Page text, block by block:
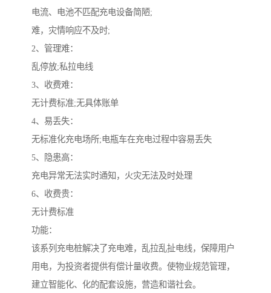
电流、电池不匹配充电设备简陋;
难，灾情响应不及时;
2、管理难：
乱停放;私拉电线
3、收费难：
无计费标准;无具体账单
4、易丢失：
无标准化充电场所;电瓶车在充电过程中容易丢失
5、隐患高：
充电异常无法实时通知，火灾无法及时处理
6、收费贵：
无计费标准
功能：
该系列充电桩解决了充电难，乱拉乱扯电线，保障用户
用电，为投资者提供有偿计量收费。使物业规范管理，
建立智能化、化的配套设施，营造和谐社会。